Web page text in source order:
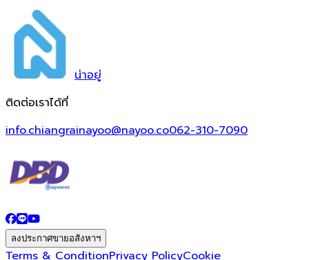
น่าอยู่
ติดต่อเราได้ที่
info.chiangrainayoo@nayoo.co062-310-7090
ลงประกาศขายอสังหาฯ
Terms & ConditionPrivacy PolicyCookie